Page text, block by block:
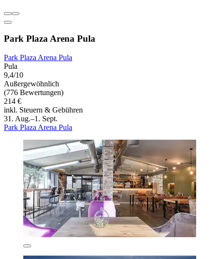
Park Plaza Arena Pula
Park Plaza Arena Pula
Pula
9,4/10
Außergewöhnlich
(776 Bewertungen)
214 €
inkl. Steuern & Gebühren
31. Aug.–1. Sept.
Park Plaza Arena Pula